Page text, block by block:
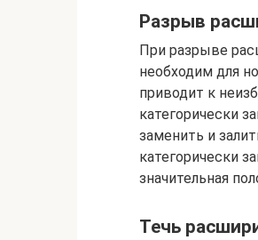
Разрыв
При разрыве
необходим для
приводит к
категорически
заменить и
категорически
значительная
Течь